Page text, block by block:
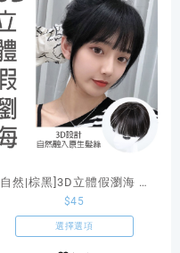
[自然|棕黑]3D立體假瀏海 仿
真補髮
$45
選擇選項